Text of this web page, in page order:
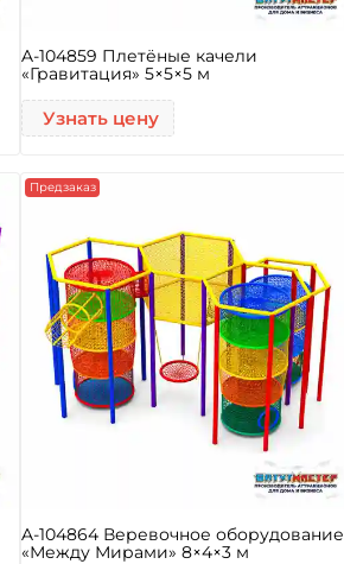
A-104859 Плетёные качели
«Гравитация» 5×5×5 м
Узнать цену
Предзаказ
A-104864 Веревочное оборудование
«Между Мирами» 8×4×3 м